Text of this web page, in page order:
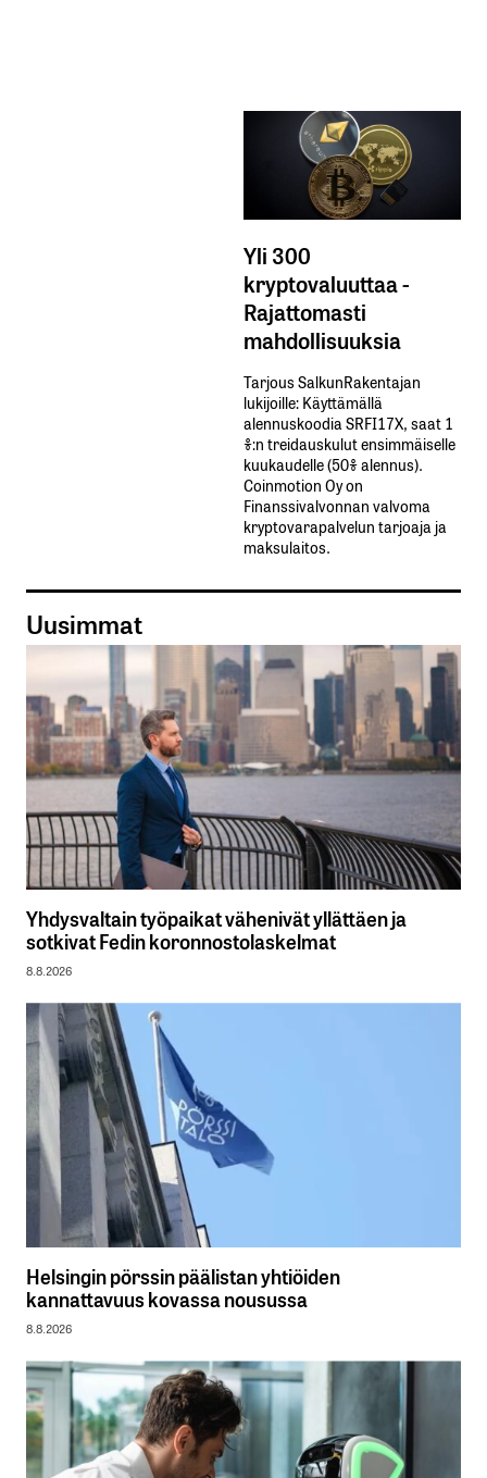
Yli 300
kryptovaluuttaa -
Rajattomasti
mahdollisuuksia
Tarjous SalkunRakentajan
lukijoille: Käyttämällä​ ​
alennuskoodia​ ​SRFI17X,​ ​saat​ ​1
%:n treidauskulut​ ​ensimmäiselle​ ​
kuukaudelle​ ​(50%​ ​alennus).
Coinmotion Oy on
Finanssivalvonnan valvoma
kryptovarapalvelun tarjoaja ja
maksulaitos.
Uusimmat
Yhdysvaltain työpaikat vähenivät yllättäen ja
sotkivat Fedin koronnostolaskelmat
8.8.2026
Helsingin pörssin päälistan yhtiöiden
kannattavuus kovassa nousussa
8.8.2026